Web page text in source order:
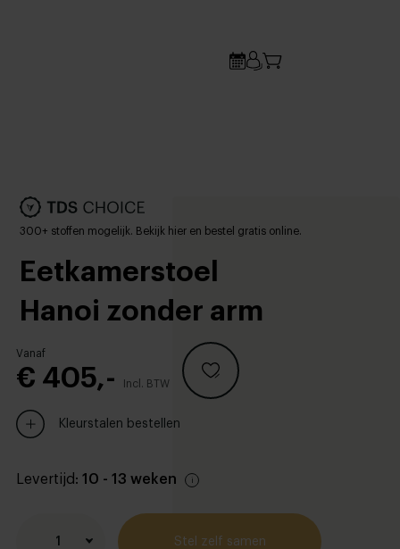
300+ stoffen mogelijk. Bekijk hier en bestel gratis online.
Eetkamerstoel
Hanoi zonder arm
Vanaf
€ 405,- Incl. BTW
Kleurstalen bestellen
Levertijd: 10 - 13 weken
1 Stel zelf samen